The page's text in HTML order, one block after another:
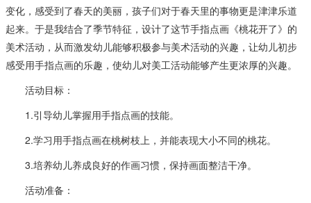
变化，感受到了春天的美丽，孩子们对于春天里的事物更是津津乐道
起来。于是我结合了季节特征，设计了这节手指点画《桃花开了》的
美术活动，从而激发幼儿能够积极参与美术活动的兴趣，让幼儿初步
感受用手指点画的乐趣，使幼儿对美工活动能够产生更浓厚的兴趣。
活动目标：
1.引导幼儿掌握用手指点画的技能。
2.学习用手指点画在桃树枝上，并能表现大小不同的桃花。
3.培养幼儿养成良好的作画习惯，保持画面整洁干净。
活动准备：